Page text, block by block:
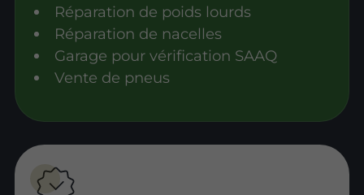
Réparation de poids lourds
Réparation de nacelles
Garage pour vérification SAAQ
Vente de pneus